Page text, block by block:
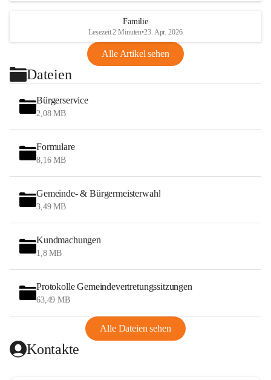
Familie
Lesezeit 2 Minuten•23. Apr. 2026
Alle Artikel sehen
Dateien
Bürgerservice
2,08 MB
Formulare
8,16 MB
Gemeinde- & Bürgermeisterwahl
3,49 MB
Kundmachungen
1,8 MB
Protokolle Gemeindevertretungssitzungen
63,49 MB
Alle Dateien sehen
Kontakte